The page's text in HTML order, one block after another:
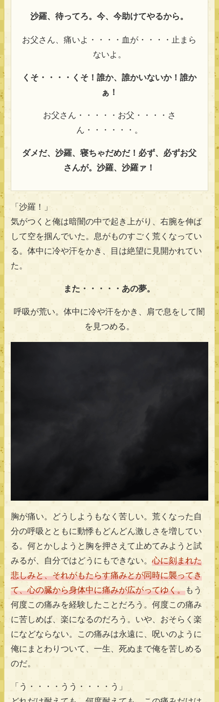
沙羅、待ってろ。今、今助けてやるから。
お父さん、痛いよ・・・・血が・・・・止まら
ないよ。
くそ・・・・くそ！誰か、誰かいないか！誰か
ぁ！
お父さん・・・・・お父・・・・さ
ん・・・・・・。
ダメだ、沙羅、寝ちゃだめだ！必ず、必ずお父
さんが。沙羅、沙羅ァ！
「沙羅！」
気がつくと俺は暗闇の中で起き上がり、右腕を伸ば
して空を掴んでいた。息がものすごく荒くなってい
る。体中に冷や汗をかき、目は絶望に見開かれてい
た。
また・・・・・あの夢。
呼吸が荒い。体中に冷や汗をかき、肩で息をして闇
を見つめる。
胸が痛い。どうしようもなく苦しい。荒くなった自
分の呼吸とともに動悸もどんどん激しさを増してい
る。何とかしようと胸を押さえて止めてみようと試
みるが、自分ではどうにもできない。心に刻まれた
悲しみと、それがもたらす痛みとが同時に襲ってき
て、心の臓から身体中に痛みが広がってゆく。もう
何度この痛みを経験したことだろう。何度この痛み
に苦しめば、楽になるのだろう。いや、おそらく楽
になどならない。この痛みは永遠に、呪いのように
俺にまとわりついて、一生、死ぬまで俺を苦しめる
のだ。
「う・・・・うう・・・・う」